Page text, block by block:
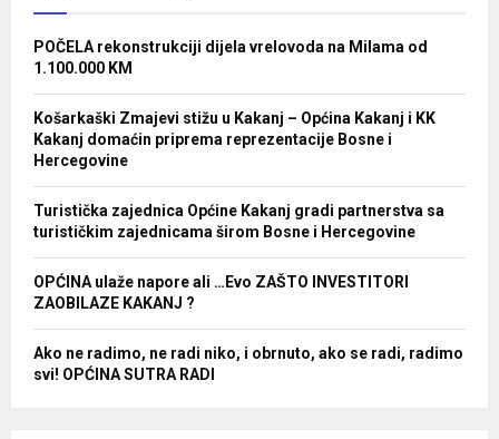
POČELA rekonstrukciji dijela vrelovoda na Milama od
1.100.000 KM
Košarkaški Zmajevi stižu u Kakanj – Općina Kakanj i KK
Kakanj domaćin priprema reprezentacije Bosne i
Hercegovine
Turistička zajednica Općine Kakanj gradi partnerstva sa
turističkim zajednicama širom Bosne i Hercegovine
OPĆINA ulaže napore ali …Evo ZAŠTO INVESTITORI
ZAOBILAZE KAKANJ ?
Ako ne radimo, ne radi niko, i obrnuto, ako se radi, radimo
svi! OPĆINA SUTRA RADI